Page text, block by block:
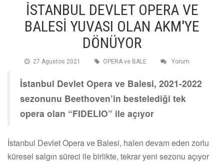
İSTANBUL DEVLET OPERA VE
BALESİ YUVASI OLAN AKM'YE
DÖNÜYOR
27 Agustos 2021 OPERA ve BALE Yorum
İstanbul Devlet Opera ve Balesi, 2021-2022
sezonunu Beethoven’in bestelediği tek
opera olan “FIDELIO” ile açıyor
İstanbul Devlet Opera ve Balesi, halen devam eden zorlu
küresel salgın süreci ile birlikte, tekrar yeni sezonu açıyor